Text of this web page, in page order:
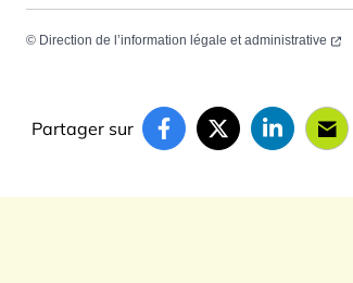
© Direction de l’information légale et administrative
Partager sur